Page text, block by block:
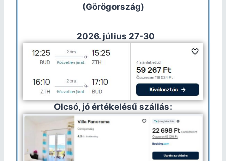
(Görögország)
2026. július 27-30
Olcsó, jó értékelésű szállás: